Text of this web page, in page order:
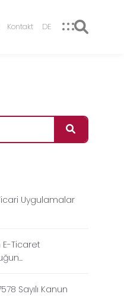
Kontakt DE
Uygulamalar
E-Ticaret
Sayılı Kanun